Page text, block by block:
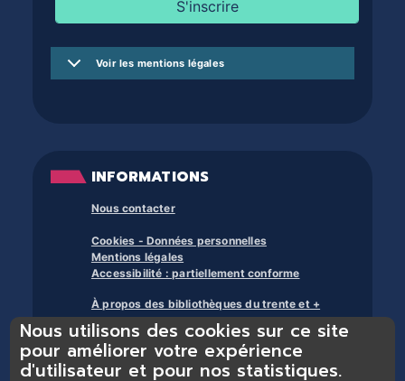
Voir les mentions légales
INFORMATIONS
Nous contacter
Cookies - Données personnelles
Mentions légales
Accessibilité : partiellement conforme
À propos des bibliothèques du trente et +
Nous utilisons des cookies sur ce site
pour améliorer votre expérience
d'utilisateur et pour nos statistiques.